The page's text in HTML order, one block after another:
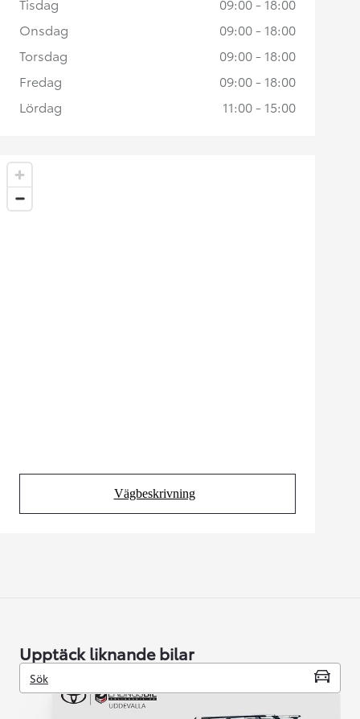
Vägbeskrivning
(Opens in new tab)
Tisdag
09:00 - 18:00
Onsdag
09:00 - 18:00
Torsdag
09:00 - 18:00
Fredag
09:00 - 18:00
Lördag
11:00 - 15:00
Upptäck liknande bilar
Sök